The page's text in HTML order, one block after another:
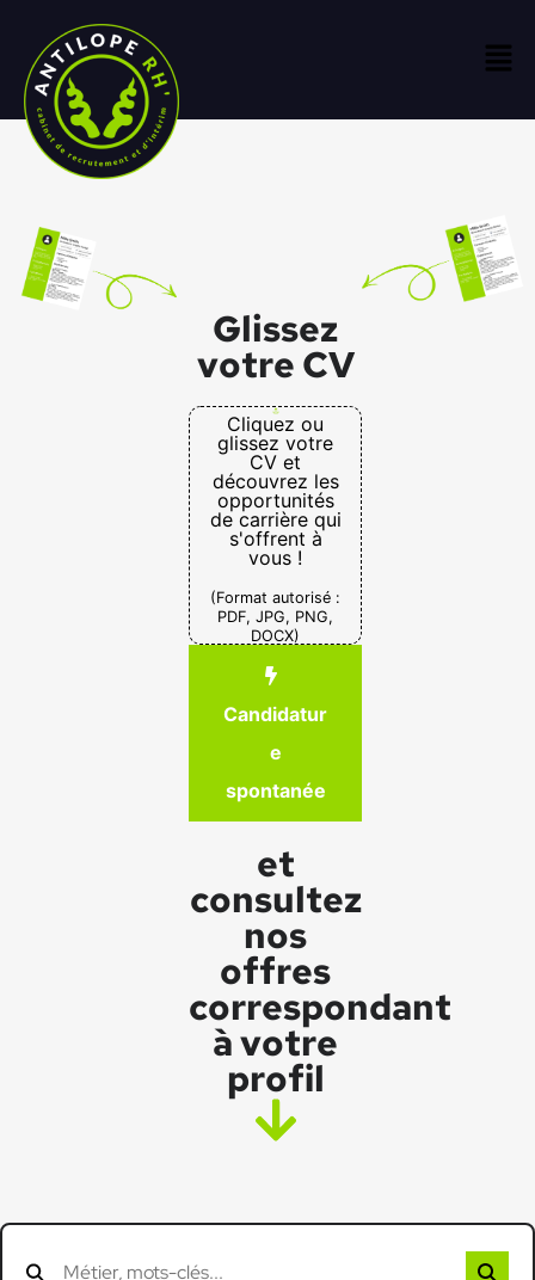
Glissez
votre CV
Cliquez ou
glissez votre
CV et
découvrez les
opportunités
de carrière qui
s'offrent à
vous !
(Format autorisé :
PDF, JPG, PNG,
DOCX)
Candidatur
e
spontanée
et
consultez
nos
offres
correspondant
à votre
profil